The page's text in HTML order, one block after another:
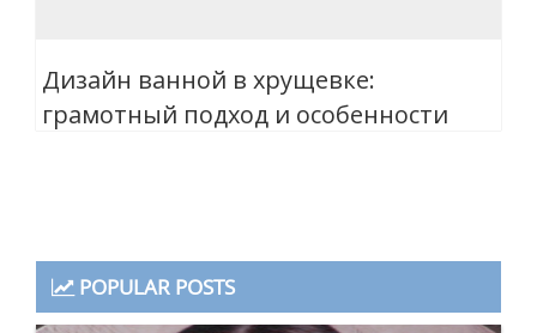
Дизайн ванной в хрущевке:
грамотный подход и особенности
POPULAR POSTS